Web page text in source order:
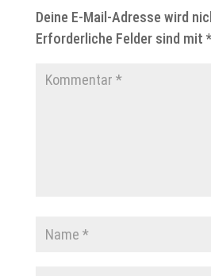
Deine E-Mail-Adresse wird
Erforderliche Felder sind mit *